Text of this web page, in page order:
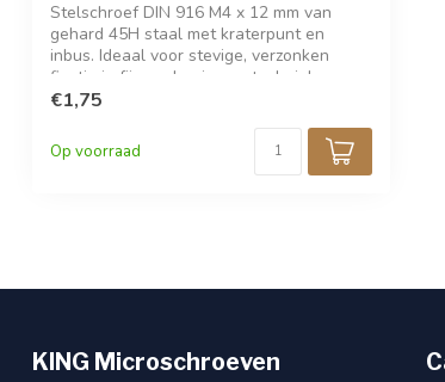
Stelschroef DIN 916 M4 x 12 mm van
gehard 45H staal met kraterpunt en
inbus. Ideaal voor stevige, verzonken
fixatie in fijnmechanica en techniek.
Zwarte afwerking voor een strakke
€1,75
Op voorraad
KING Microschroeven